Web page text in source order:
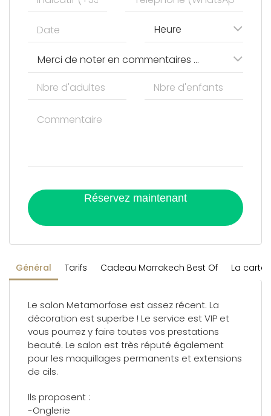
Général Tarifs Cadeau Marrakech Best Of La carte
Le salon Metamorfose est assez récent. La
décoration est superbe ! Le service est VIP et
vous pourrez y faire toutes vos prestations
beauté. Le salon est très réputé également
pour les maquillages permanents et extensions
de cils.
Ils proposent :
-Onglerie
Heure
Merci de noter en commentaires les prestations
Réservez maintenant